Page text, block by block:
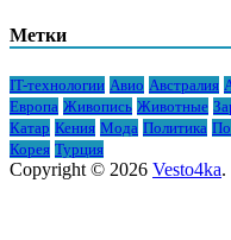
Метки
IT-технологии Авио Австралия
Европа Живопись Животные
Катар Кения Мода Политика
Корея Турция
Copyright © 2026 Vesto4ka.